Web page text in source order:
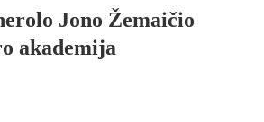
Jono Žemaičio
akademija